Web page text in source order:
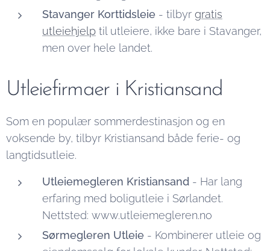
Stavanger Korttidsleie - tilbyr gratis
utleiehjelp til utleiere, ikke bare i Stavanger,
men over hele landet.
Utleiefirmaer i Kristiansand
Som en populær sommerdestinasjon og en
voksende by, tilbyr Kristiansand både ferie- og
langtidsutleie.
Utleiemegleren Kristiansand - Har lang
erfaring med boligutleie i Sørlandet.
Nettsted: www.utleiemegleren.no
Sørmegleren Utleie - Kombinerer utleie og